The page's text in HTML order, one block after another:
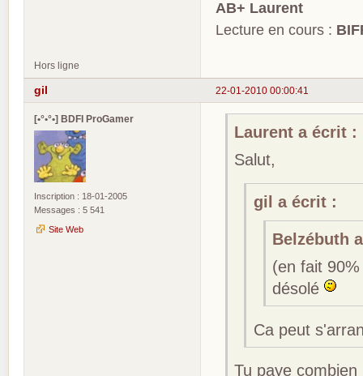
AB+ Laurent
Lecture en cours :
Hors ligne
22-01-2010 00:00:41
gil
[•°•°•] BDFI ProGamer
Inscription : 18-01-2005
Messages : 5 541
Site Web
Laurent a écrit :
Salut,
gil a écrit :
Belzébuth
(en fait
désolé
Ca peut
Tu paye